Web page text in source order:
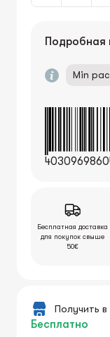
Подробная
Min
Бесплатная доставка
для покупок свыше
50€
Получить
Бесплатно